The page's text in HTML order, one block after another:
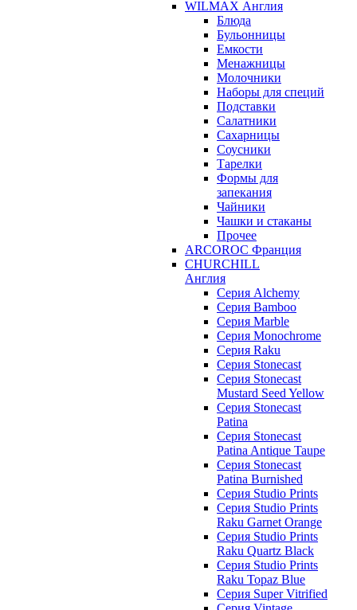
WILMAX Англия
Блюда
Бульонницы
Емкости
Менажницы
Молочники
Наборы для специй
Подставки
Салатники
Сахарницы
Соусники
Тарелки
Формы для
запекания
Чайники
Чашки и стаканы
Прочее
ARCOROC Франция
CHURCHILL
Англия
Серия Alchemy
Серия Bamboo
Серия Marble
Серия Monochrome
Серия Raku
Серия Stonecast
Серия Stonecast
Mustard Seed Yellow
Серия Stonecast
Patina
Серия Stonecast
Patina Antique Taupe
Серия Stonecast
Patina Burnished
Серия Studio Prints
Серия Studio Prints
Raku Garnet Orange
Серия Studio Prints
Raku Quartz Black
Серия Studio Prints
Raku Topaz Blue
Серия Super Vitrified